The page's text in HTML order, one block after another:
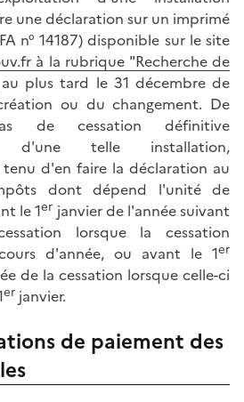
une déclaration sur un imprimé
n° 14187) disponible sur le site
à la rubrique "Recherche de
au plus tard le 31 décembre de
ou du changement. De
de cessation définitive
d'une telle installation,
d'en faire la déclaration au
dont dépend l'unité de
le 1er janvier de l'année suivant
lorsque la cessation
d'année, ou avant le 1er
de la cessation lorsque celle-ci
er janvier.
de paiement des